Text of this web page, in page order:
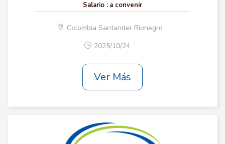
Salario : a convenir
Colombia Santander Rionegro
2025/10/24
Ver Más